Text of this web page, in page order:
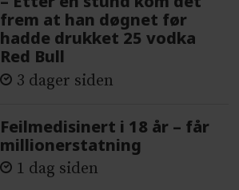
frem at han døgnet før
hadde drukket 25 vodka
Red Bull
3 dager siden
Feilmedisinert i 18 år – får
millionerstatning
1 dag siden